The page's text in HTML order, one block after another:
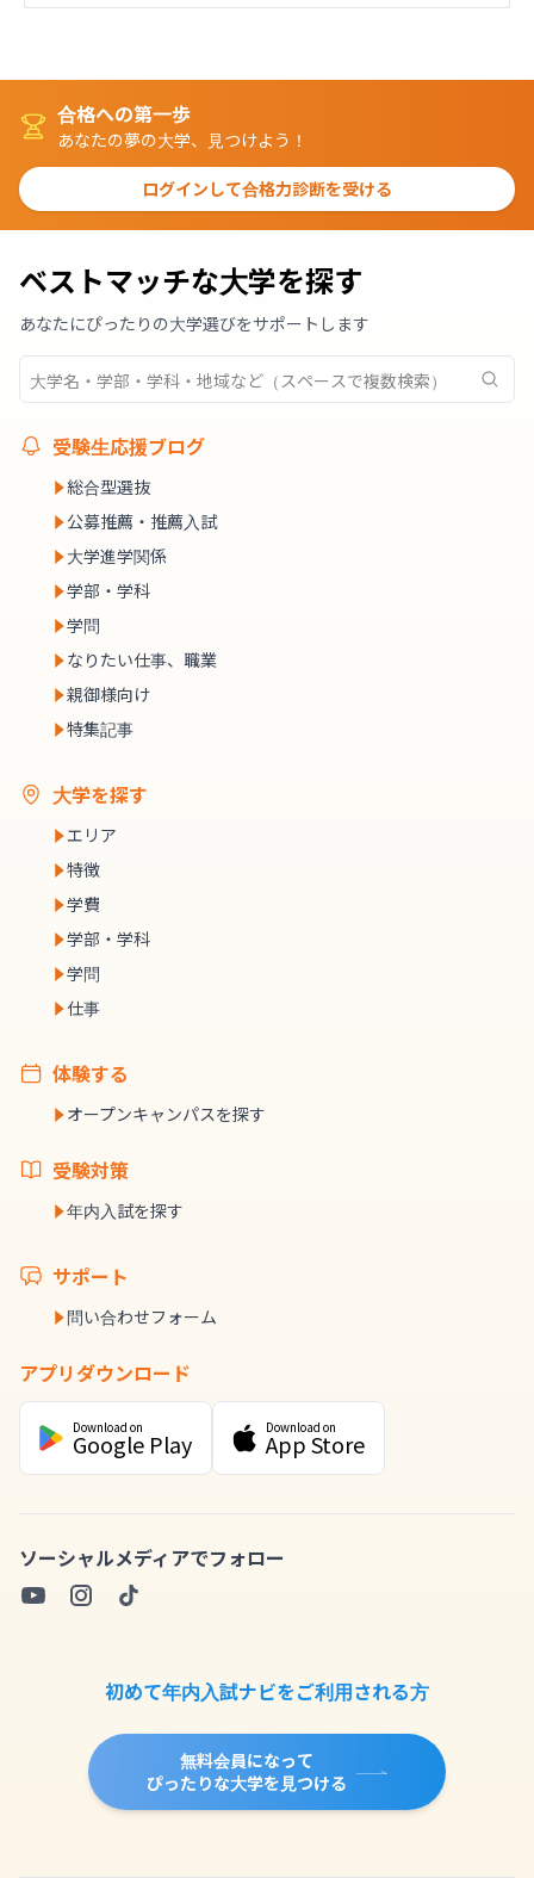
合格への第一歩
あなたの夢の大学、見つけよう！
ログインして合格力診断を受ける
ベストマッチな大学を探す
あなたにぴったりの大学選びをサポートします
受験生応援ブログ
総合型選抜
公募推薦・推薦入試
大学進学関係
学部・学科
学問
なりたい仕事、職業
親御様向け
特集記事
大学を探す
エリア
特徴
学費
学部・学科
学問
仕事
体験する
オープンキャンパスを探す
受験対策
年内入試を探す
サポート
問い合わせフォーム
アプリダウンロード
Download on
Google Play
Download on
App Store
ソーシャルメディアでフォロー
初めて年内入試ナビをご利用される方
無料会員になって
ぴったりな大学を見つける